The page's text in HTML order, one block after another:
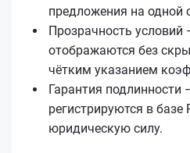
предложения на одной
Прозрачность
отображаются без
чётким указанием
Гарантия подлинности
регистрируются в
юридическую силу.